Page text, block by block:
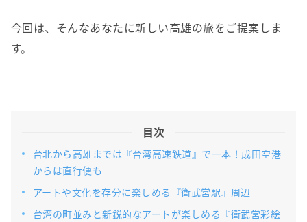
今回は、そんなあなたに新しい高雄の旅をご提案しま
す。
目次
台北から高雄までは『台湾高速鉄道』で一本！成田空港
からは直行便も
アートや文化を存分に楽しめる『衛武営駅』周辺
台湾の町並みと新鋭的なアートが楽しめる『衛武営彩絵